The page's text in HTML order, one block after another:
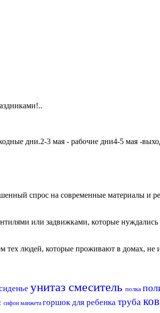
дни.2-3 мая - рабочие дни4-5 мая -
спрос на современные материалы и
или задвижками, которые
тех людей, которые проживают в домах,
унитаз смеситель полка
сифон манжета горшок для ребенка труба